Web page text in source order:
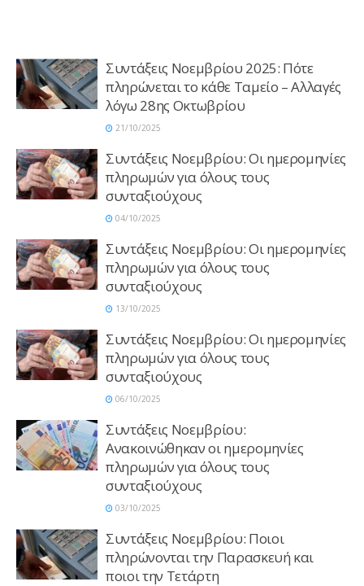
Συντάξεις Νοεμβρίου 2025: Πότε
πληρώνεται το κάθε Ταμείο – Αλλαγές
λόγω 28ης Οκτωβρίου
21/10/2025
Συντάξεις Νοεμβρίου: Οι ημερομηνίες
πληρωμών για όλους τους
συνταξιούχους
04/10/2025
Συντάξεις Νοεμβρίου: Οι ημερομηνίες
πληρωμών για όλους τους
συνταξιούχους
13/10/2025
Συντάξεις Νοεμβρίου: Οι ημερομηνίες
πληρωμών για όλους τους
συνταξιούχους
06/10/2025
Συντάξεις Νοεμβρίου:
Ανακοινώθηκαν οι ημερομηνίες
πληρωμών για όλους τους
συνταξιούχους
03/10/2025
Συντάξεις Νοεμβρίου: Ποιοι
πληρώνονται την Παρασκευή και
ποιοι την Τετάρτη